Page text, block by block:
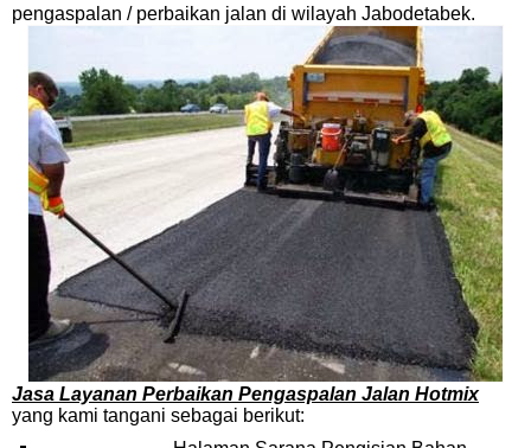
pengaspalan / perbaikan jalan di wilayah Jabodetabek.
Jasa Layanan Perbaikan Pengaspalan Jalan Hotmix
yang kami tangani sebagai berikut: